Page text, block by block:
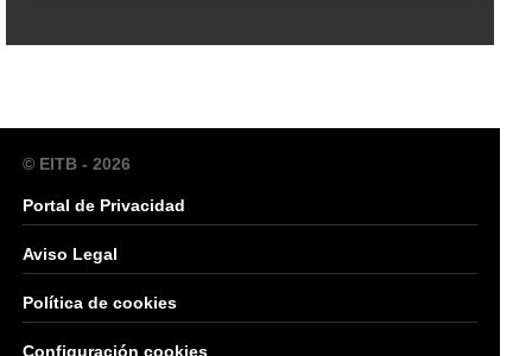
© EITB - 2026
Portal de Privacidad
Aviso Legal
Política de cookies
Configuración cookies